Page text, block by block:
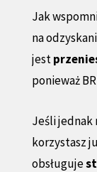
Jak
na
jest
ponieważ
Jeśli jednak
korzystasz
obsługuje